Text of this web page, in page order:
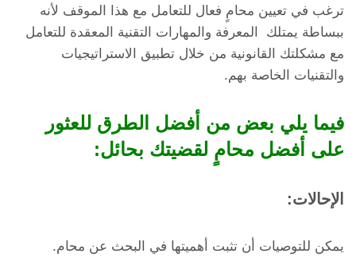
ترغب في تعيين محامٍ فعال للتعامل مع هذا الموقف لأنه
ببساطة يمتلك المعرفة والمهارات التقنية المعقدة للتعامل
مع مشكلتك القانونية من خلال تطبيق الاستراتيجيات
والتقنيات الخاصة بهم.
فيما يلي بعض من أفضل الطرق للعثور
على أفضل محامٍ لقضيتك بحائل:
الإحالات:
يمكن للتوصيات أن تثبت أهميتها في البحث عن محام.